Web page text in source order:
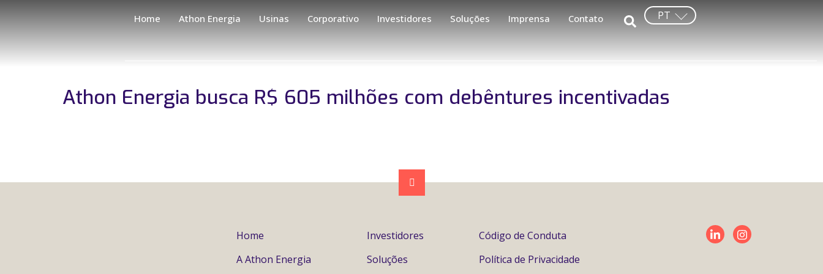
Home Athon Energia Usinas Corporativo Investidores Soluções Imprensa Contato PT
Athon Energia busca R$ 605 milhões com debêntures incentivadas
Home
A Athon Energia
Investidores
Soluções
Código de Conduta
Política de Privacidade